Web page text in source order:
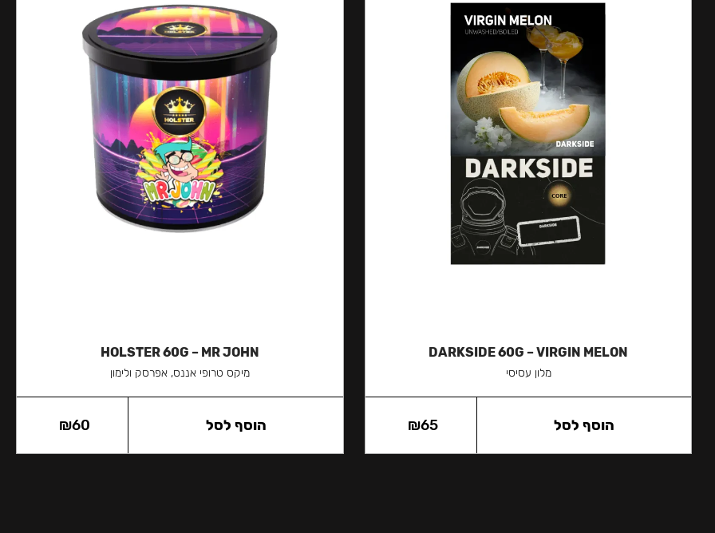
DARKSIDE 60G – VIRGIN MELON
מלון עסיסי
₪65 הוסף לסל
HOLSTER 60G – MR JOHN
מיקס טרופי אננס, אפרסק ולימון
₪60 הוסף לסל